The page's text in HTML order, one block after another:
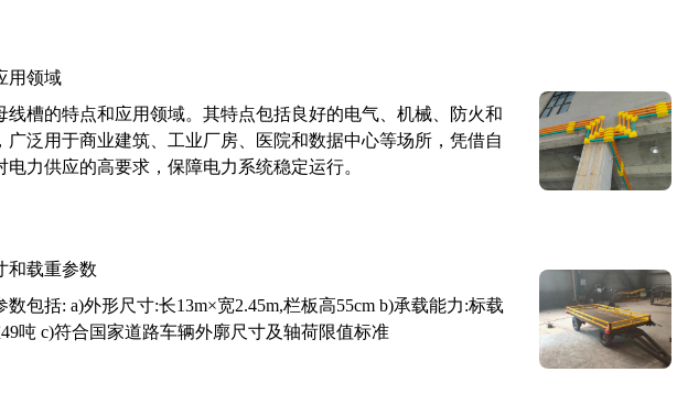
用领域
线槽的特点和应用领域。其特点包括良好的电气、机械、防火和
广泛用于商业建筑、工业厂房、医院和数据中心等场所，凭借自
力供应的高要求，保障电力系统稳定运行。
和载重参数
包括: a)外形尺寸:长13m×宽2.45m,栏板高55cm b)承载能力:标载
吨 c)符合国家道路车辆外廓尺寸及轴荷限值标准